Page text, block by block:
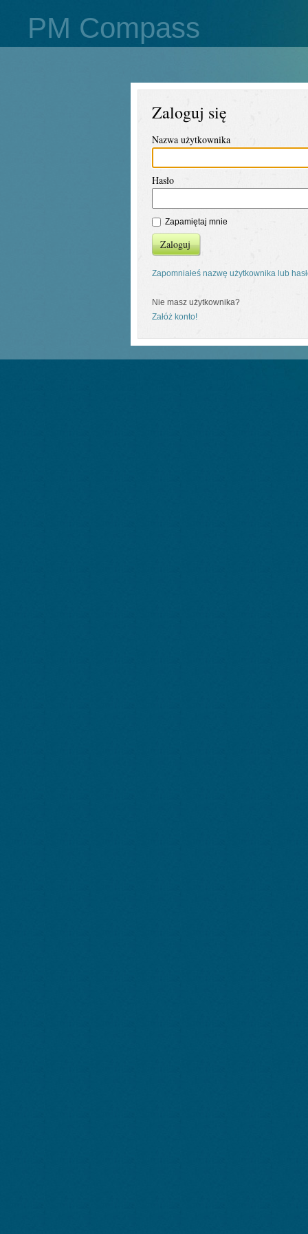
PM Compass
Zaloguj się
Nazwa użytkownika
Hasło
Zapamiętaj mnie
Zaloguj
Zapomniałeś nazwę użytkownika lub
Nie masz użytkownika?
Załóż konto!